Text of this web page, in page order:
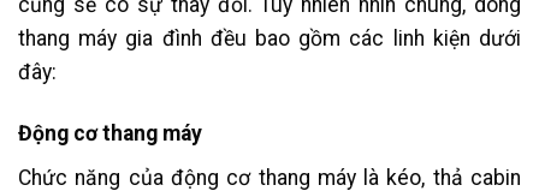
thang máy gia đình đều bao gồm các linh kiện dưới
đây:
Động cơ thang máy
Chức năng của động cơ thang máy là kéo, thả cabin